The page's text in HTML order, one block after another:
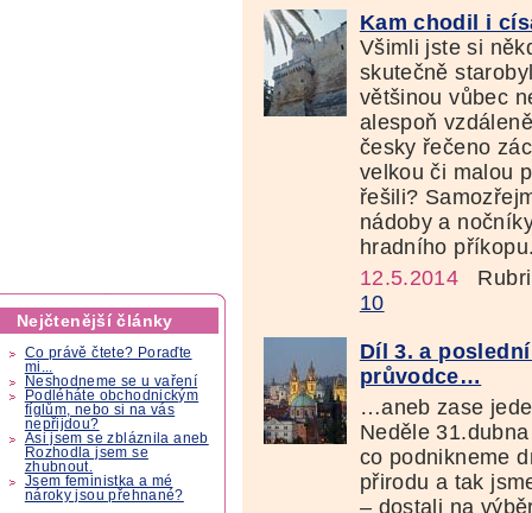
Nejčtenější články
Co právě čtete? Poraďte
mi...
Neshodneme se u vaření
Podléháte obchodnickým
fíglům, nebo si na vás
nepřijdou?
Asi jsem se zbláznila aneb
Rozhodla jsem se
zhubnout.
Jsem feministka a mé
nároky jsou přehnané?
Kam chodil i
Všimli jste si
skutečně
většinou vůbec
alespoň
česky řečeno
velkou či malou
řešili?
nádoby a
hradního
12.5.2014
10
Díl 3. a
průvodce…
…aneb zase
Neděle
co podnikneme
přirodu a tak
– dostali na